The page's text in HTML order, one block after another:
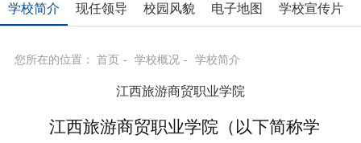
学校简介 现任领导 校园风貌 电子地图 学校宣传片
您所在的位置： 首页 - 学校概况 - 学校简介
江西旅游商贸职业学院
江西旅游商贸职业学院（以下简称学